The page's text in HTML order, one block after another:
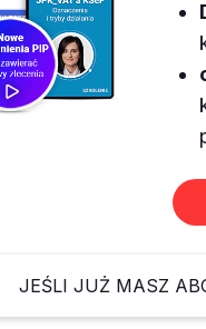
JEŚLI JUŻ MASZ